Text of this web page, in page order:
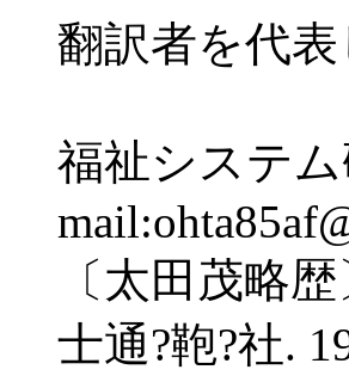
翻訳者を代
福祉システ
〔太田茂略
士通?鞄?社.